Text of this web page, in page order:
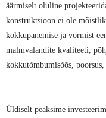
äärmiselt oluline
konstruktsioon ei ole
kokkupanemise ja vormist
malmvalandite kvaliteeti,
kokkutõmbumisõõs,
Üldiselt peaksime